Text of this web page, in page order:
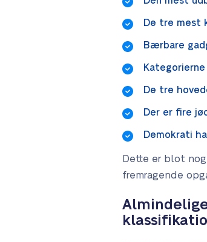
De tre mest
Bærbare
De tre
Der er fire
Demokrati
Dette er blot
fremragende